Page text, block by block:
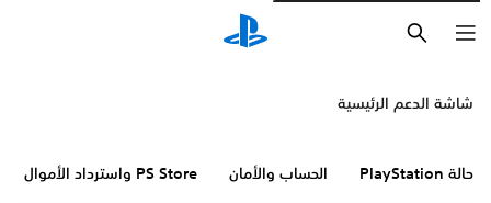
شاشة الدعم الرئيسية
حالة PlayStation الحساب والأمان PS Store واسترداد الأموال